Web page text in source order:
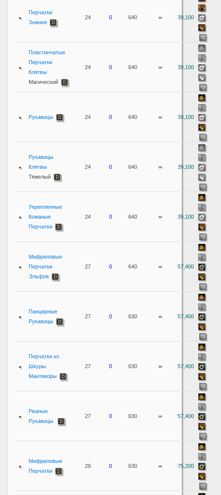
Перчатки
Знания
24 0 640 ∞ 39,100
Пластинчатые
Перчатки
Клятвы
Магический
24 0 640 ∞ 39,100
Рукавицы 24 0 640 ∞ 39,100
Рукавицы
Клятвы
Тяжелый
24 0 640 ∞ 39,100
Укрепленные
Кожаные
Перчатки
24 0 640 ∞ 39,100
Мифриловые
Перчатки
Эльфов
27 0 640 ∞ 57,400
Панцирные
Рукавицы
27 0 630 ∞ 57,400
Перчатки из
Шкуры
Мантикоры
27 0 630 ∞ 57,400
Рваные
Рукавицы
27 0 630 ∞ 57,400
Мифриловые
Перчатки
29 0 630 ∞ 75,200